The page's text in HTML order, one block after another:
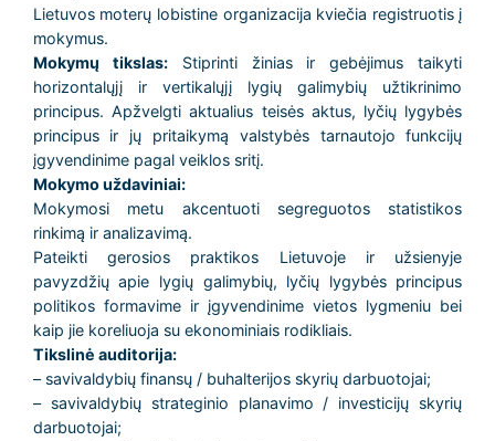
Lietuvos moterų lobistine organizacija kviečia registruotis į
mokymus.
Mokymų tikslas:Stiprinti žinias ir gebėjimus taikyti
horizontalųjį ir vertikalųjį lygių galimybių užtikrinimo
principus. Apžvelgti aktualius teisės aktus, lyčių lygybės
principus ir jų pritaikymą valstybės tarnautojo funkcijų
įgyvendinime pagal veiklos sritį.
Mokymo uždaviniai:
Mokymosi metu akcentuoti segreguotos statistikos
rinkimą ir analizavimą.
Pateikti gerosios praktikos Lietuvoje ir užsienyje
pavyzdžių apie lygių galimybių, lyčių lygybės principus
politikos formavime ir įgyvendinime vietos lygmeniu bei
kaip jie koreliuoja su ekonominiais rodikliais.
Tikslinė auditorija:
– savivaldybių finansų / buhalterijos skyrių darbuotojai;
– savivaldybių strateginio planavimo / investicijų skyrių
darbuotojai;